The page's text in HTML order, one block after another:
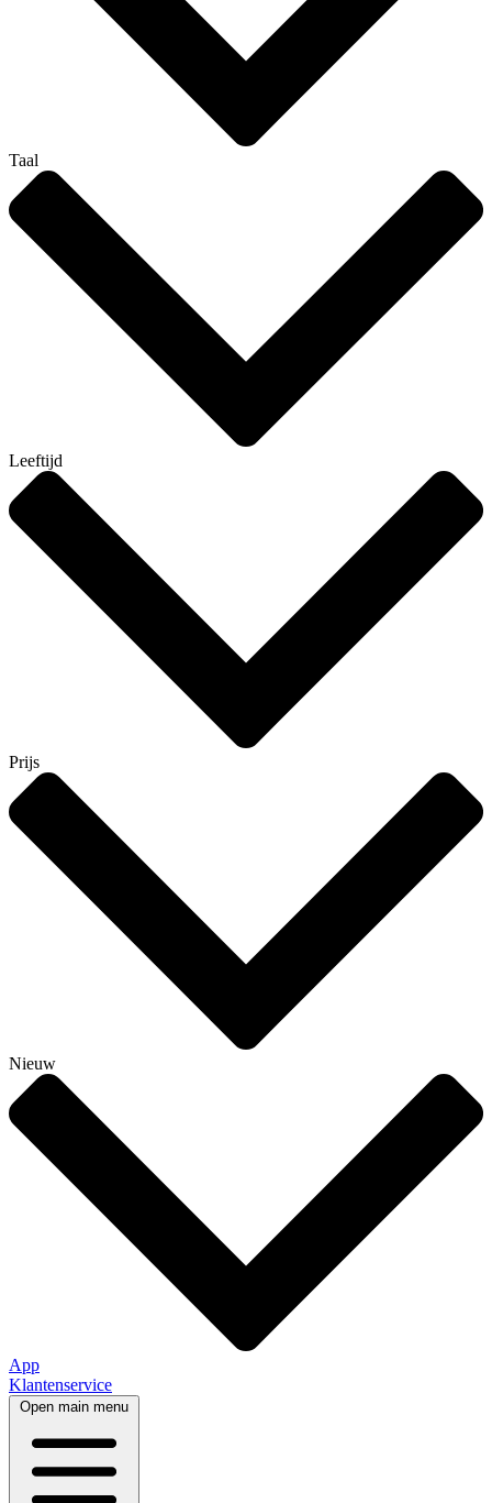
Taal
Leeftijd
Prijs
Nieuw
App
Klantenservice
Open main menu